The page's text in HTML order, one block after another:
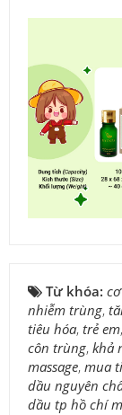
Từ khóa:
nhiễm trùng,
tiêu hóa, trẻ em,
côn trùng, khả
massage, mua
dầu nguyên
dầu tp hồ chí